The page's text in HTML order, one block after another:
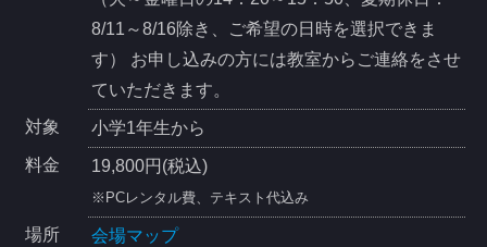
8/11～8/16除き、ご希望の日時を選択できま
す） お申し込みの方には教室からご連絡をさせ
ていただきます。
対象
小学1年生から
料金
19,800円(税込)
※PCレンタル費、テキスト代込み
場所
会場マップ